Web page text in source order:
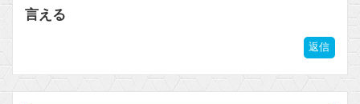
言える
返信